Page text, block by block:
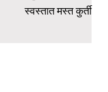
स्वस्तात मस्त कुर्ती